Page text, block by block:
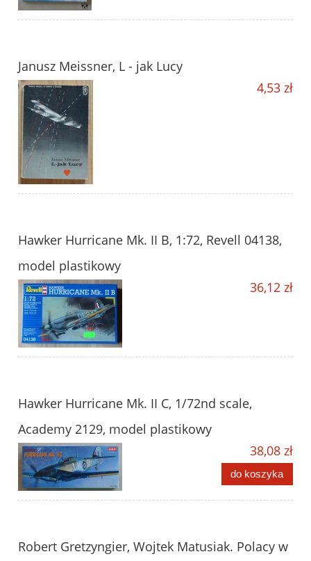
Janusz Meissner, L - jak Lucy
4,53 zł
Hawker Hurricane Mk. II B, 1:72, Revell 04138,
model plastikowy
36,12 zł
Hawker Hurricane Mk. II C, 1/72nd scale,
Academy 2129, model plastikowy
38,08 zł
do koszyka
Robert Gretzyngier, Wojtek Matusiak. Polacy w